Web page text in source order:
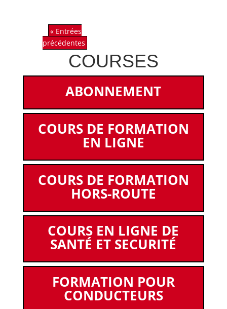
« Entrées
précédentes
COURSES
ABONNEMENT
COURS DE FORMATION
EN LIGNE
COURS DE FORMATION
HORS-ROUTE
COURS EN LIGNE DE
SANTÉ ET SECURITÉ
FORMATION POUR
CONDUCTEURS